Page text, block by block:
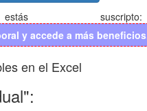
suscripto:
y accede a más
en el Excel